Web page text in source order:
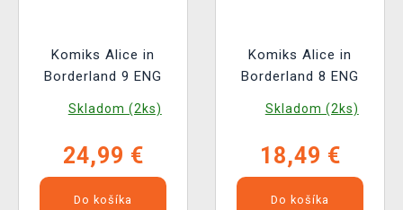
Komiks Alice in
Borderland 9 ENG
Skladom (2ks)
24,99 €
Do košíka
Komiks Alice in
Borderland 8 ENG
Skladom (2ks)
18,49 €
Do košíka